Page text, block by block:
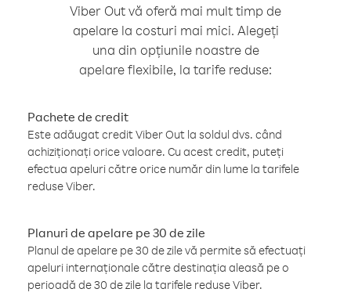
Viber Out vă oferă mai mult timp de
apelare la costuri mai mici. Alegeți
una din opțiunile noastre de
apelare flexibile, la tarife reduse:
Pachete de credit
Este adăugat credit Viber Out la soldul dvs. când
achiziționați orice valoare. Cu acest credit, puteți
efectua apeluri către orice număr din lume la tarifele
reduse Viber.
Planuri de apelare pe 30 de zile
Planul de apelare pe 30 de zile vă permite să efectuați
apeluri internaționale către destinația aleasă pe o
perioadă de 30 de zile la tarifele reduse Viber.